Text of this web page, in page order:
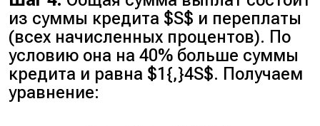
из суммы кредита $S$ и переплаты
(всех начисленных процентов). По
условию она на 40% больше суммы
кредита и равна $1{,}4S$. Получаем
уравнение: